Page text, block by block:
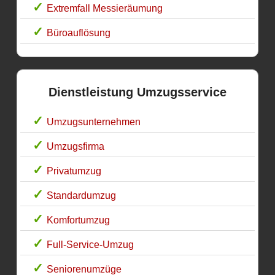
Extremfall Messieräumung
Büroauflösung
Dienstleistung Umzugsservice
Umzugsunternehmen
Umzugsfirma
Privatumzug
Standardumzug
Komfortumzug
Full-Service-Umzug
Seniorenumzüge